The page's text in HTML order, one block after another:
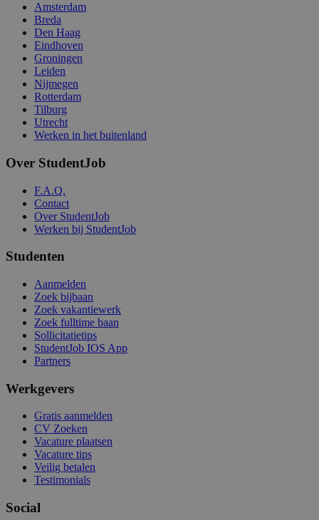
Amsterdam
Breda
Den Haag
Eindhoven
Groningen
Leiden
Nijmegen
Rotterdam
Tilburg
Utrecht
Werken in het buitenland
Over StudentJob
F.A.Q.
Contact
Over StudentJob
Werken bij StudentJob
Studenten
Aanmelden
Zoek bijbaan
Zoek vakantiewerk
Zoek fulltime baan
Sollicitatietips
StudentJob IOS App
Partners
Werkgevers
Gratis aanmelden
CV Zoeken
Vacature plaatsen
Vacature tips
Veilig betalen
Testimonials
Social